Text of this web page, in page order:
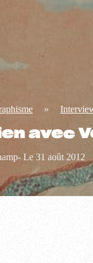
»
avec
Le 31 août 2012